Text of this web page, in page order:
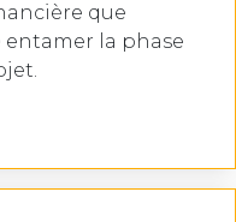
que
la phase